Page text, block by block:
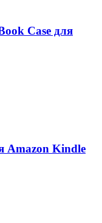
Case для
Amazon Kindle